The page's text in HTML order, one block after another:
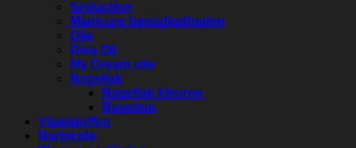
Seduction
Manicure benodigdheden
Olie
Diva Oil
My Dream olie
Nagellak
Nagellak kleuren
Base/top
Vloeistoffen
Barbicide